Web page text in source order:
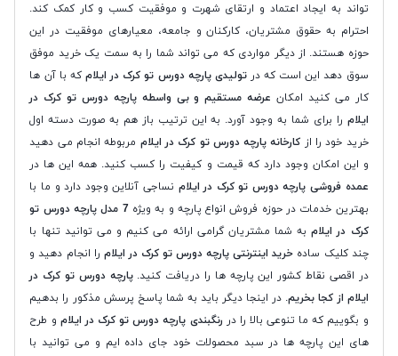
تواند به ایجاد اعتماد و ارتقای شهرت و موفقیت کسب و کار کمک کند.
احترام به حقوق مشتریان، کارکنان و جامعه، معیارهای موفقیت در این
حوزه هستند. از دیگر مواردی که می تواند شما را به سمت یک خرید موفق
سوق دهد این است که درتولیدی پارچه دورس تو کرک در ایلامکه با آن ها
کار می کنید امکان عرضه مستقیم و بی واسطه پارچه دورس تو کرک در
ایلام را برای شما به وجود آورد. به این ترتیب باز هم به صورت دسته اول
خرید خود را از کارخانه پارچه دورس تو کرک در ایلام مربوطه انجام می دهید
و این امکان وجود دارد که قیمت و کیفیت را کسب کنید. همه این ها در
عمده فروشی پارچه دورس تو کرک در ایلام نساجی آنلاین وجود دارد و ما با
بهترین خدمات در حوزه فروش انواع پارچه و به ویژه
7 مدل پارچه دورس تو
کرک در ایلامبه شما مشتریان گرامی ارائه می کنیم و می توانید تنها با
چند کلیک ساده خرید اینترنتی پارچه دورس تو کرک در ایلام را انجام دهید و
در اقصی نقاط کشور این پارچه ها را دریافت کنید. پارچه دورس تو کرک در
ایلام از کجا بخریم. در اینجا دیگر باید به شما پاسخ پرسش مذکور را بدهیم
و بگوییم که ما تنوعی بالا را در رنگبندی پارچه دورس تو کرک در ایلام و طرح
های این پارچه ها در سبد محصولات خود جای داده ایم و می توانید با